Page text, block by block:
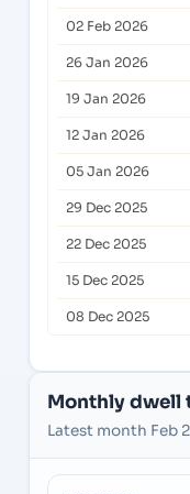
02 Feb 2026
26 Jan 2026
19 Jan 2026
12 Jan 2026
05 Jan 2026
29 Dec 2025
22 Dec 2025
15 Dec 2025
08 Dec 2025
Monthly dwell
Latest month Feb